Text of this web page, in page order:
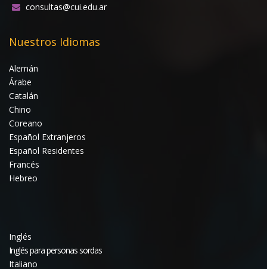
consultas@cui.edu.ar
Nuestros Idiomas
Alemán
Árabe
Catalán
Chino
Coreano
Español Extranjeros
Español Residentes
Francés
Hebreo
Inglés
Inglés para personas sordas
Italiano